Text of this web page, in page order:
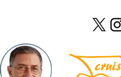
springen